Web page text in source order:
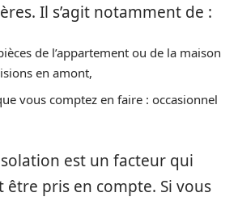
Il s’agit notamment de :
de l’appartement ou de la maison
en amont,
vous comptez en faire : occasionnel
est un facteur qui
pris en compte. Si vous